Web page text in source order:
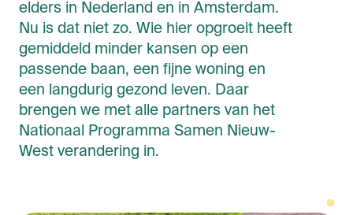
elders in Nederland en in Amsterdam.
Nu is dat niet zo. Wie hier opgroeit heeft
gemiddeld minder kansen op een
passende baan, een fijne woning en
een langdurig gezond leven. Daar
brengen we met alle partners van het
Nationaal Programma Samen Nieuw-
West verandering in.